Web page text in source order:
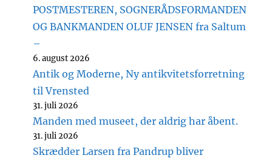
POSTMESTEREN, SOGNERÅDSFORMANDEN
OG BANKMANDEN OLUF JENSEN fra Saltum
–
6. august 2026
Antik og Moderne, Ny antikvitetsforretning
til Vrensted
31. juli 2026
Manden med museet, der aldrig har åbent.
31. juli 2026
Skrædder Larsen fra Pandrup bliver